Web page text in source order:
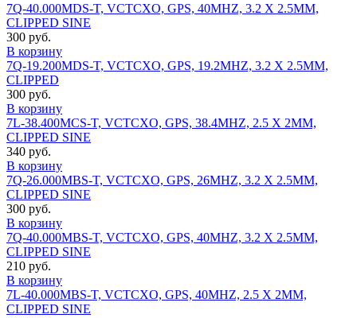
7Q-40.000MDS-T, VCTCXO, GPS, 40MHZ, 3.2 X 2.5MM,
CLIPPED SINE
300 руб.
В корзину
7Q-19.200MDS-T, VCTCXO, GPS, 19.2MHZ, 3.2 X 2.5MM,
CLIPPED
300 руб.
В корзину
7L-38.400MCS-T, VCTCXO, GPS, 38.4MHZ, 2.5 X 2MM,
CLIPPED SINE
340 руб.
В корзину
7Q-26.000MBS-T, VCTCXO, GPS, 26MHZ, 3.2 X 2.5MM,
CLIPPED SINE
300 руб.
В корзину
7Q-40.000MBS-T, VCTCXO, GPS, 40MHZ, 3.2 X 2.5MM,
CLIPPED SINE
210 руб.
В корзину
7L-40.000MBS-T, VCTCXO, GPS, 40MHZ, 2.5 X 2MM,
CLIPPED SINE